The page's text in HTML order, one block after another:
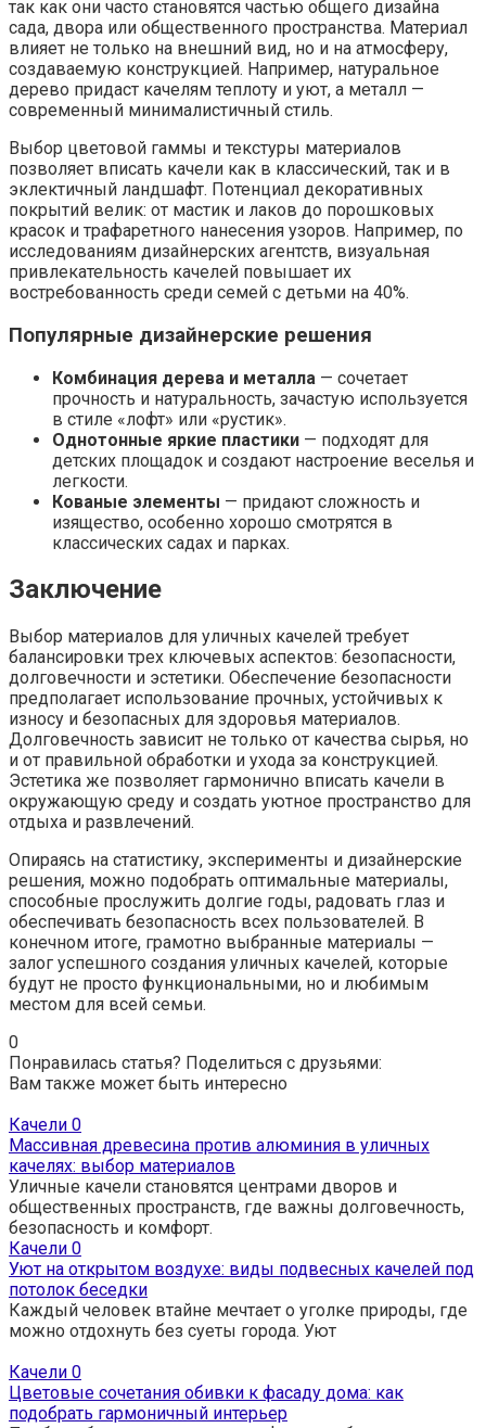
так как они часто становятся частью общего дизайна
сада, двора или общественного пространства. Материал
влияет не только на внешний вид, но и на атмосферу,
создаваемую конструкцией. Например, натуральное
дерево придаст качелям теплоту и уют, а металл —
современный минималистичный стиль.
Выбор цветовой гаммы и текстуры материалов
позволяет вписать качели как в классический, так и в
эклектичный ландшафт. Потенциал декоративных
покрытий велик: от мастик и лаков до порошковых
красок и трафаретного нанесения узоров. Например, по
исследованиям дизайнерских агентств, визуальная
привлекательность качелей повышает их
востребованность среди семей с детьми на 40%.
Популярные дизайнерские решения
Комбинация дерева и металла — сочетает
прочность и натуральность, зачастую используется
в стиле «лофт» или «рустик».
Однотонные яркие пластики — подходят для
детских площадок и создают настроение веселья и
легкости.
Кованые элементы — придают сложность и
изящество, особенно хорошо смотрятся в
классических садах и парках.
Заключение
Выбор материалов для уличных качелей требует
балансировки трех ключевых аспектов: безопасности,
долговечности и эстетики. Обеспечение безопасности
предполагает использование прочных, устойчивых к
износу и безопасных для здоровья материалов.
Долговечность зависит не только от качества сырья, но
и от правильной обработки и ухода за конструкцией.
Эстетика же позволяет гармонично вписать качели в
окружающую среду и создать уютное пространство для
отдыха и развлечений.
Опираясь на статистику, эксперименты и дизайнерские
решения, можно подобрать оптимальные материалы,
способные прослужить долгие годы, радовать глаз и
обеспечивать безопасность всех пользователей. В
конечном итоге, грамотно выбранные материалы —
залог успешного создания уличных качелей, которые
будут не просто функциональными, но и любимым
местом для всей семьи.
0
Понравилась статья? Поделиться с друзьями:
Вам также может быть интересно
Качели 0
Массивная древесина против алюминия в уличных
качелях: выбор материалов
Уличные качели становятся центрами дворов и
общественных пространств, где важны долговечность,
безопасность и комфорт.
Качели 0
Уют на открытом воздухе: виды подвесных качелей под
потолок беседки
Каждый человек втайне мечтает о уголке природы, где
можно отдохнуть без суеты города. Уют
Качели 0
Цветовые сочетания обивки к фасаду дома: как
подобрать гармоничный интерьер